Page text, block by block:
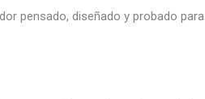
pensado, diseñado y probado para